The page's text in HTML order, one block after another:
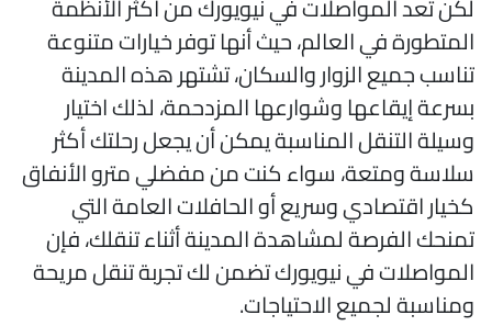
تعد المواصلات في نيويورك من أكثر الأنظمة
في العالم، حيث أنها توفر خيارات متنوعة
جميع الزوار والسكان، تشتهر هذه المدينة
إيقاعها وشوارعها المزدحمة، لذلك اختيار
التنقل المناسبة يمكن أن يجعل رحلتك أكثر
ومتعة، سواء كنت من مفضلي مترو الأنفاق
اقتصادي وسريع أو الحافلات العامة التي
الفرصة لمشاهدة المدينة أثناء تنقلك، فإن
في نيويورك تضمن لك تجربة تنقل مريحة
لجميع الاحتياجات.